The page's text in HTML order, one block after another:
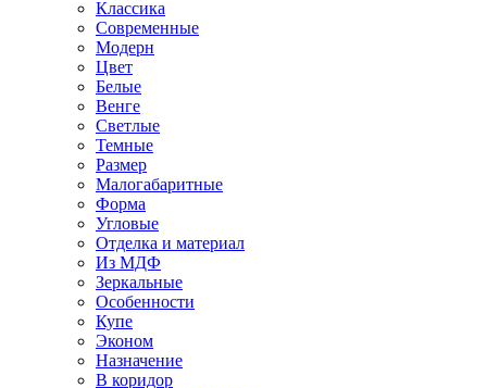
Классика
Современные
Модерн
Цвет
Белые
Венге
Светлые
Темные
Размер
Малогабаритные
Форма
Угловые
Отделка и материал
Из МДФ
Зеркальные
Особенности
Купе
Эконом
Назначение
В коридор